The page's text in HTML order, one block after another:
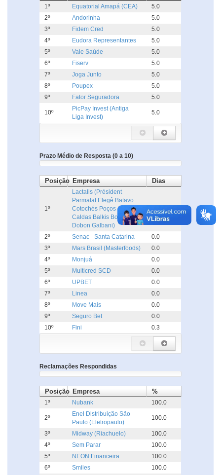
1º Equatorial Amapá (CEA)
5.0
2º
Andorinha
5.0
3º
Fidem Cred
5.0
4º
Eudora Representantes
5.0
5º
Vale Saúde
5.0
6º
Fiserv
5.0
7º
Joga Junto
5.0
8º
Poupex
5.0
9º
Fator Seguradora 5.0
10º
PicPay Invest (Antiga
Liga Invest)
5.0
Prazo Médio de Resposta (0 a 10)
Posição Empresa Dias
1º
Lactalis (Président
Parmalat Elegê Batavo
Cotochés Poços de
Caldas Balkis Boa Nata
Dobon Galbani)
0.0
2º Senac - Santa Catarina
0.0
3º
Mars Brasil (Masterfoods)
0.0
4º
Monjuá
0.0
5º
Multicred SCD
0.0
6º
UPBET
0.0
7º
Linea
0.0
8º
Move Mais
0.0
9º
Seguro Bet
0.0
10º
Fini 0.3
Reclamações Respondidas
Posição Empresa %
1º Nubank 100.0
2º
Enel Distribuição São
Paulo (Eletropaulo)
100.0
3º Midway (Riachuelo)
100.0
4º
Sem Parar
100.0
5º
NEON Financeira
100.0
6º
Smiles 100.0